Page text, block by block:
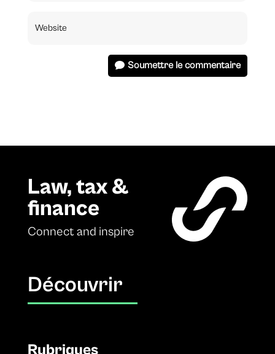
Soumettre le commentaire
Law, tax &
finance
Connect and inspire
Découvrir
Rubriques